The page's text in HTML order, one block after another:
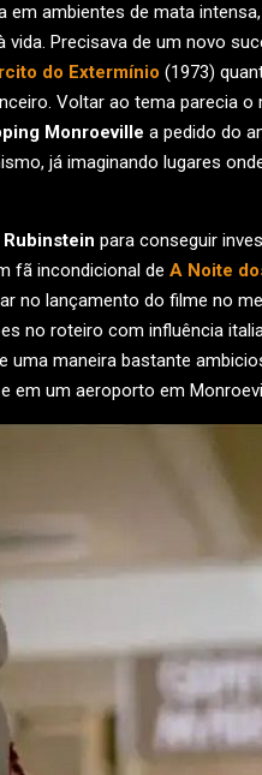
em ambientes de mata
Precisava de um novo
do Extermínio (1973)
Voltar ao tema parecia o
Monroeville a pedido do
já imaginando lugares
Rubinstein para conseguir
fã incondicional de A Noite
no lançamento do filme no
no roteiro com influência
maneira bastante
em um aeroporto em